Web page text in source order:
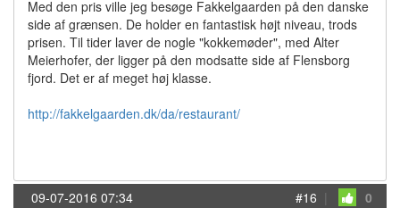
Med den pris ville jeg besøge Fakkelgaarden på den danske
side af grænsen. De holder en fantastisk højt niveau, trods
prisen. Til tider laver de nogle "kokkemøder", med Alter
Meierhofer, der ligger på den modsatte side af Flensborg
fjord. Det er af meget høj klasse.
http://fakkelgaarden.dk/da/restaurant/
09-07-2016 07:34 #16 | 0